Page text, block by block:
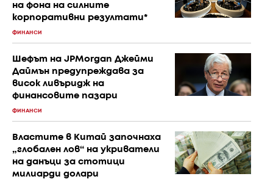
на фона на силните
корпоративни резултати*
ФИНАНСИ
Шефът на JPMorgan Джейми
Даймън предупреждава за
висок ливъридж на
финансовите пазари
ФИНАНСИ
Властите в Китай започнаха
„глобален лов“ на укриватели
на данъци за стотици
милиарди долари